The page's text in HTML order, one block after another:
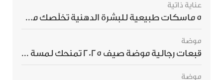
عناية ذاتية
5 ماسكات طبيعية للبشرة الدهنية تخلّصك من الحبوب بسرعة
موضة
قبعات رجالية موضة صيف 2025 تمنحك لمسة أناقة استثنائية
موضة